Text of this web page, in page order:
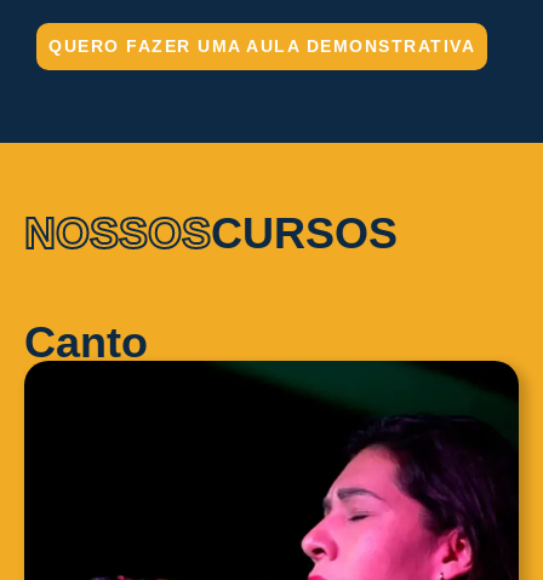
QUERO FAZER UMA AULA DEMONSTRATIVA
NOSSOSCURSOS
Canto